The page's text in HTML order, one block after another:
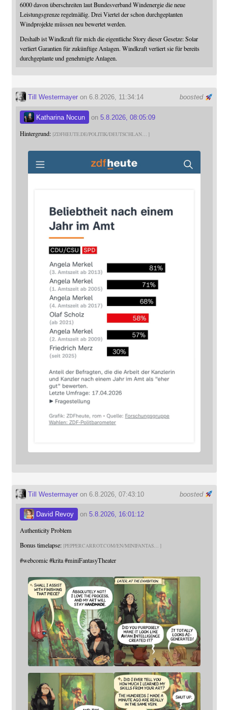
6000 davon überschreiten laut Bundesverband Windenergie die neue
Leistungsgrenze regelmäßig. Drei Viertel der schon durchgeplanten
Windprojekte müssen neu bewertet werden.
Deshalb ist Windkraft für mich die eigentliche Story dieser Gesetze: Solar
verliert Garantien für zukünftige Anlagen. Windkraft verliert sie für bereits
durchgeplante und genehmigte Anlagen.
boosted
Till Westermayeron 6.8.2026, 11:34:14
Katharina Nocun on 5.8.2026, 08:05:09
Hintergrund: ZDFHEUTE.DE/POLITIK/DEUTSCHLAN
boosted
Till Westermayeron 6.8.2026, 07:43:10
David Revoy on 5.8.2026, 16:01:12
Authenticity Problem
Bonus timelapse: PEPPERCARROT.COM/EN/MINIFANTAS
#webcomic #krita #miniFantasyTheater